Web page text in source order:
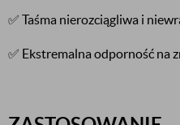
✅ Taśma nierozciągliwa i
✅ Ekstremalna odporność na